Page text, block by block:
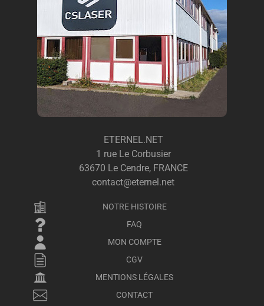
ETERNEL.NET
1 rue Le Corbusier
63670 Le Cendre, FRANCE
contact@eternel.net
NOTRE HISTOIRE
FAQ
MON COMPTE
CGV
MENTIONS LÉGALES
CONTACT